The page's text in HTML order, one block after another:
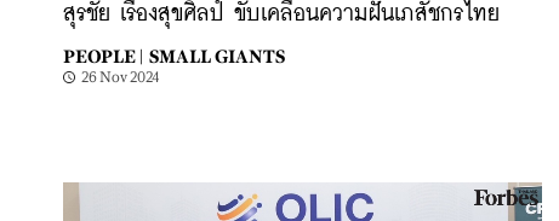
สุรชัย เรืองสุขศิลป์ ขับเคลื่อนความฝันเภสัชกรไทย
PEOPLE | SMALL GIANTS
26 Nov 2024